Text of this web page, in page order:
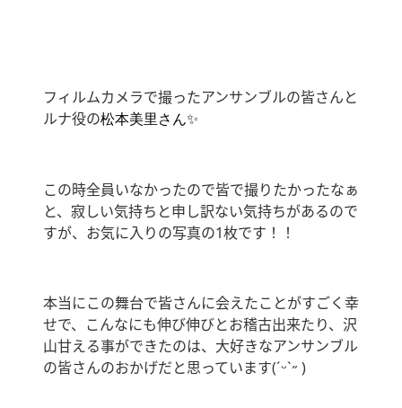
フィルムカメラで撮ったアンサンブルの皆さんと
ルナ役の松本美里さん✨️
この時全員いなかったので皆で撮りたかったなぁ
と、寂しい気持ちと申し訳ない気持ちがあるので
すが、お気に入りの写真の1枚です！！
本当にこの舞台で皆さんに会えたことがすごく幸
せで、こんなにも伸び伸びとお稽古出来たり、沢
山甘える事ができたのは、大好きなアンサンブル
の皆さんのおかげだと思っています(ˊᵕˋ˶ )